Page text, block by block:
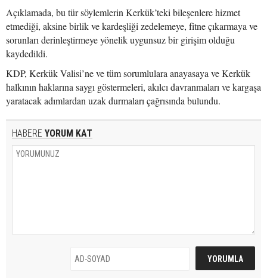
Açıklamada, bu tür söylemlerin Kerkük’teki bileşenlere hizmet
etmediği, aksine birlik ve kardeşliği zedelemeye, fitne çıkarmaya ve
sorunları derinleştirmeye yönelik uygunsuz bir girişim olduğu
kaydedildi.
KDP, Kerkük Valisi’ne ve tüm sorumlulara anayasaya ve Kerkük
halkının haklarına saygı göstermeleri, akılcı davranmaları ve kargaşa
yaratacak adımlardan uzak durmaları çağrısında bulundu.
HABERE YORUM KAT